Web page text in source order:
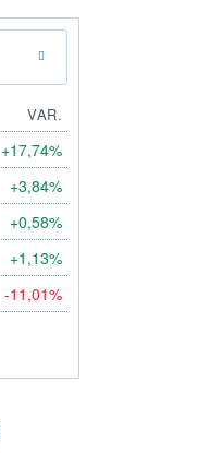
VAR.
+17,74%
+3,84%
+0,58%
+1,13%
-11,01%